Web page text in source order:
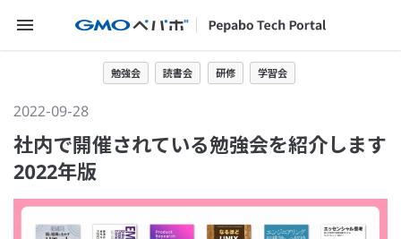
メニューを開く
勉強会 読書会 研修 学習会
2022-09-28
社内で開催されている勉強会を紹介します
2022年版